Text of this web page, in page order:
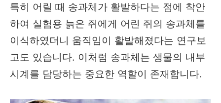
특히 어릴 때 송과체가 활발하다는 점에 착안
하여 실험용 늙은 쥐에게 어린 쥐의 송과체를
이식하였더니 움직임이 활발해졌다는 연구보
고도 있습니다. 이처럼 송과체는 생물의 내부
시계를 담당하는 중요한 역할이 존재합니다.